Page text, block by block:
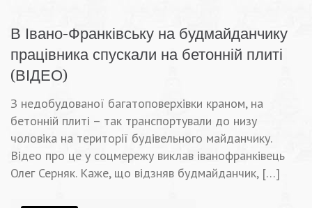
В Івано-Франківську на будмайданчику
працівника спускали на бетонній плиті
(ВІДЕО)
З недобудованої багатоповерхівки краном, на
бетонній плиті – так транспортували до низу
чоловіка на території будівельного майданчику.
Відео про це у соцмережу виклав іванофранківець
Олег Серняк. Каже, що відзняв будмайданчик, […]